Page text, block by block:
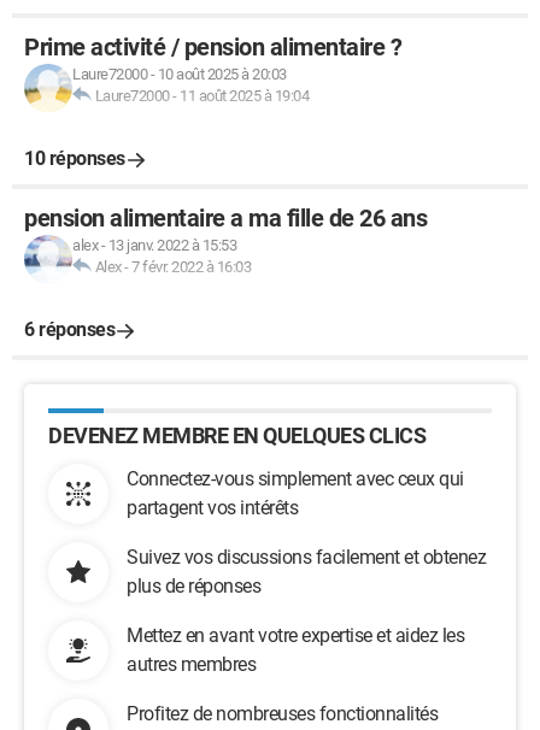
Prime activité / pension alimentaire ?
Laure72000- 10 août 2025 à 20:03
Laure72000- 11 août 2025 à 19:04
10 réponses
pension alimentaire a ma fille de 26 ans
alex- 13 janv. 2022 à 15:53
Alex-7 févr. 2022 à 16:03
6 réponses
DEVENEZ MEMBRE EN QUELQUES CLICS
Connectez-vous simplement avec ceux qui
partagent vos intérêts
Suivez vos discussions facilement et obtenez
plus de réponses
Mettez en avant votre expertise et aidez les
autres membres
Profitez de nombreuses fonctionnalités